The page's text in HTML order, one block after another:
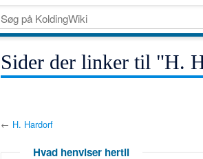
Sider der linker til "H.
← H. Hardorf
Hvad henviser hertil